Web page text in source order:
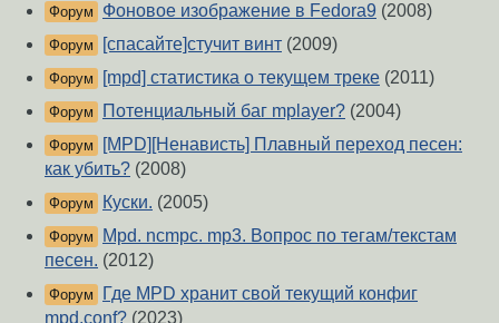
Форум Фоновое изображение в Fedora9 (2008)
Форум [спасайте]стучит винт (2009)
Форум [mpd] статистика о текущем треке (2011)
Форум Потенциальный баг mplayer? (2004)
Форум
[MPD][Ненависть] Плавный переход песен:
как убить? (2008)
Форум Куски. (2005)
Форум
Mpd. ncmpc. mp3. Вопрос по тегам/текстам
песен. (2012)
Форум
Где MPD хранит свой текущий конфиг
mpd.conf? (2023)